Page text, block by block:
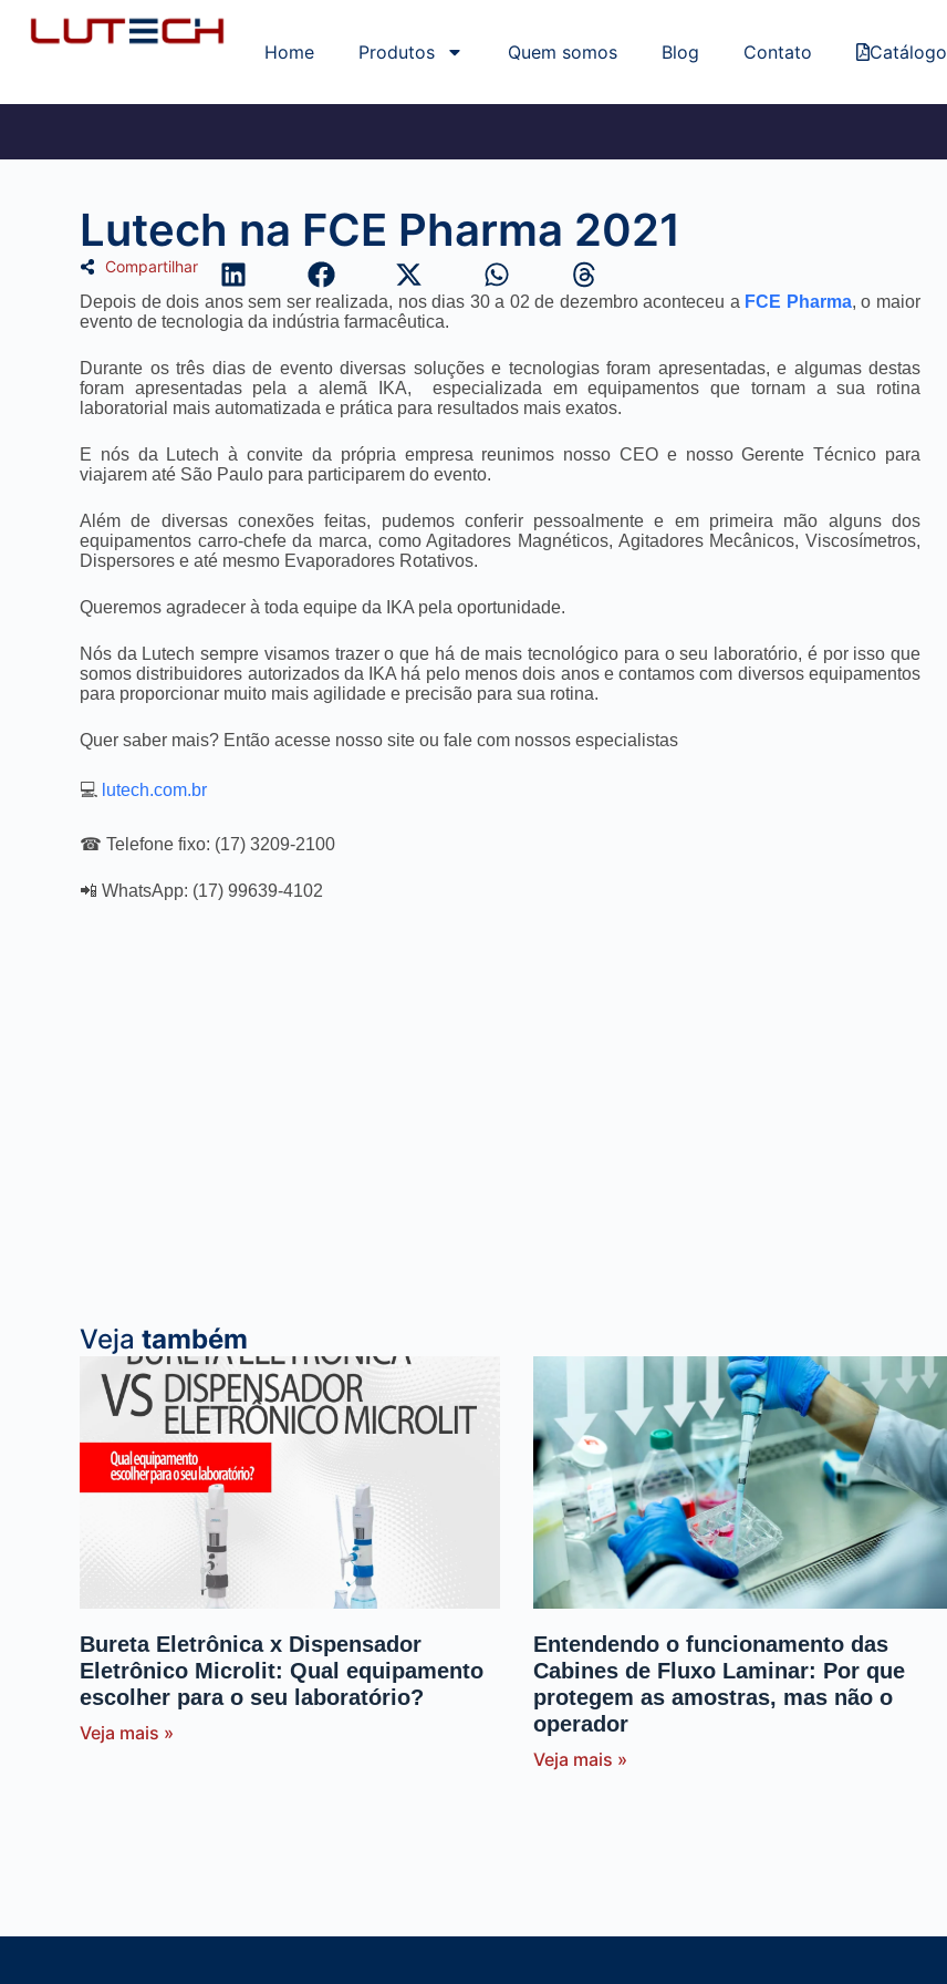
Home Produtos Quem somos Blog Contato Catálogo
Lutech na FCE Pharma 2021
Compartilhar
Depois de dois anos sem ser realizada, nos dias 30 a 02 de dezembro aconteceu a FCE Pharma, o maior
evento de tecnologia da indústria farmacêutica.
Durante os três dias de evento diversas soluções e tecnologias foram apresentadas, e algumas destas
foram apresentadas pela a alemã IKA, especializada em equipamentos que tornam a sua rotina
laboratorial mais automatizada e prática para resultados mais exatos.
E nós da Lutech à convite da própria empresa reunimos nosso CEO e nosso Gerente Técnico para
viajarem até São Paulo para participarem do evento.
Além de diversas conexões feitas, pudemos conferir pessoalmente e em primeira mão alguns dos
equipamentos carro-chefe da marca, como Agitadores Magnéticos, Agitadores Mecânicos, Viscosímetros,
Dispersores e até mesmo Evaporadores Rotativos.
Queremos agradecer à toda equipe da IKA pela oportunidade.
Nós da Lutech sempre visamos trazer o que há de mais tecnológico para o seu laboratório, é por isso que
somos distribuidores autorizados da IKA há pelo menos dois anos e contamos com diversos equipamentos
para proporcionar muito mais agilidade e precisão para sua rotina.
Quer saber mais? Então acesse nosso site ou fale com nossos especialistas
💻 lutech.com.br
☎ Telefone fixo: (17) 3209-2100
📲 WhatsApp: (17) 99639-4102
Veja também
Bureta Eletrônica x Dispensador
Eletrônico Microlit: Qual equipamento
escolher para o seu laboratório?
Veja mais »
Entendendo o funcionamento das
Cabines de Fluxo Laminar: Por que
protegem as amostras, mas não o
operador
Veja mais »